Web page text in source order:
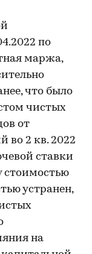
по
маржа,
что было
чистых
от
во 2 кв. 2022
ставки
стоимостью
устранен,
на